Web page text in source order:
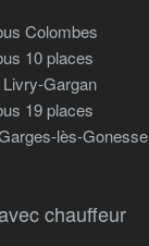
Colombes
10 places
Gargan
19 places
lès-Gonesse
chauffeur